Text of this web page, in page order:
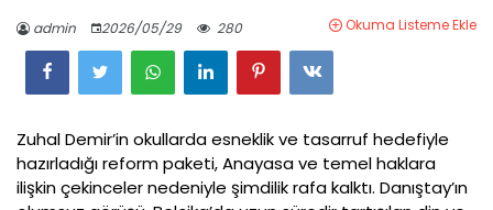
admin 2026/05/29 280 Okuma Listeme Ekle
Zuhal Demir’in okullarda esneklik ve tasarruf hedefiyle
hazırladığı reform paketi, Anayasa ve temel haklara
ilişkin çekinceler nedeniyle şimdilik rafa kalktı. Danıştay’ın